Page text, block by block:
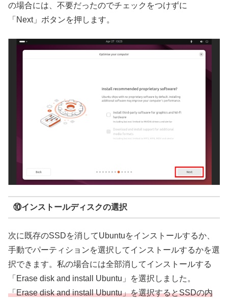
の場合には、不要だったのでチェックをつけずに
「Next」ボタンを押します。
⑩インストールディスクの選択
次に既存のSSDを消してUbuntuをインストールするか、
手動でパーティションを選択してインストールするかを選
択できます。私の場合には全部消してインストールする
「Erase disk and install Ubuntu」を選択しました。
「Erase disk and install Ubuntu」を選択するとSSDの内